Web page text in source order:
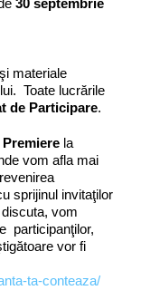
30 septembrie
materiale
Toate lucrările
de Participare.
Premiere la
vom afla mai
sprijinul invitaţilor
vom
participanţilor,
vor fi
ta-conteaza/